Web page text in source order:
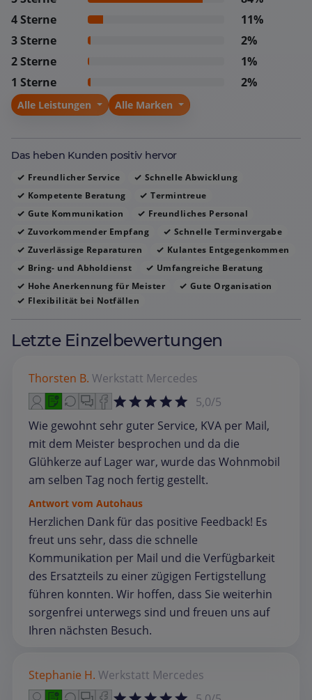
als auch in der Werkstatt als zuvorkommend und
engagiert gilt. Kunden fühlen sich gut aufgehoben,
erhalten schnelle Hilfe bei Notfällen und schätzen das
insgesamt strukturierte, transparente und
kundenorientierte Vorgehen, das zu einer hohen
Zufriedenheit und Weiterempfehlungsbereitschaft
führt.
4 Sterne
11%
3 Sterne
2%
2 Sterne
1%
1 Sterne
2%
Alle Leistungen Alle Marken
Das heben Kunden positiv hervor
Freundlicher Service
Schnelle Abwicklung
Kompetente Beratung
Termintreue
Gute Kommunikation
Freundliches Personal
Zuvorkommender Empfang
Schnelle Terminvergabe
Zuverlässige Reparaturen
Kulantes Entgegenkommen
Bring- und Abholdienst
Umfangreiche Beratung
Hohe Anerkennung für Meister
Gute Organisation
Flexibilität bei Notfällen
Letzte Einzelbewertungen
Thorsten B. Werkstatt Mercedes
5,0/5
Wie gewohnt sehr guter Service, KVA per Mail,
mit dem Meister besprochen und da die
Glühkerze auf Lager war, wurde das Wohnmobil
am selben Tag noch fertig gestellt.
Antwort vom Autohaus
Herzlichen Dank für das positive Feedback! Es
freut uns sehr, dass die schnelle
Kommunikation per Mail und die Verfügbarkeit
des Ersatzteils zu einer zügigen Fertigstellung
führen konnten. Wir hoffen, dass Sie weiterhin
sorgenfrei unterwegs sind und freuen uns auf
Ihren nächsten Besuch.
Stephanie H. Werkstatt Mercedes